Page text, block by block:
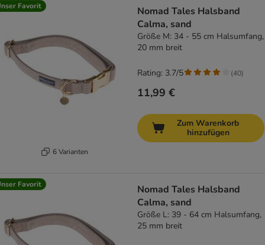
Favorit
6 Varianten
Nomad Tales Halsband
Calma, sand
Größe M: 34 - 55 cm Halsumfang,
20 mm breit
11,99 €
Rating: 3.7/5 (40)
Zum Warenkorb
hinzufügen
Favorit
Nomad Tales Halsband
Calma, sand
Größe L: 39 - 64 cm Halsumfang,
25 mm breit